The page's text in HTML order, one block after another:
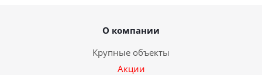
О компании
Крупные объекты
Акции